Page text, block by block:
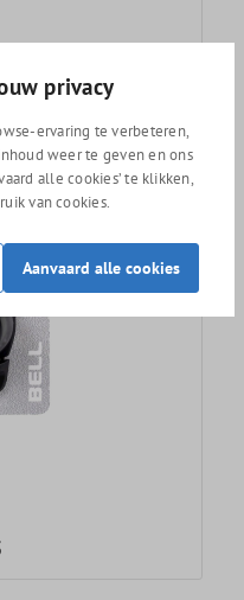
privacy
ervaring te verbeteren,
weer te geven en ons
alle cookies’ te klikken,
van cookies.
Aanvaard alle cookies